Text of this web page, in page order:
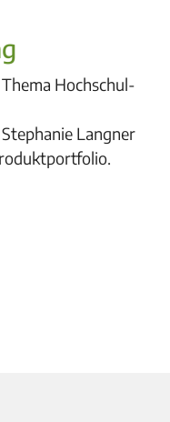
Hochschul-
Langner